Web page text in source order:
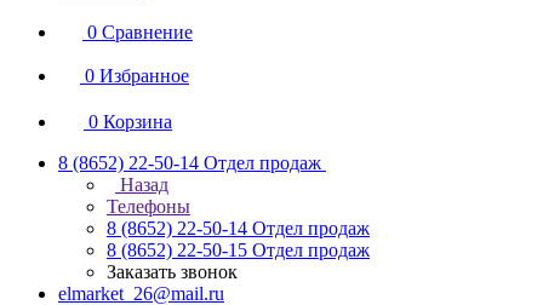
0 Сравнение
0 Избранное
0 Корзина
8 (8652) 22-50-14 Отдел продаж
Назад
Телефоны
8 (8652) 22-50-14 Отдел продаж
8 (8652) 22-50-15 Отдел продаж
Заказать звонок
elmarket_26@mail.ru